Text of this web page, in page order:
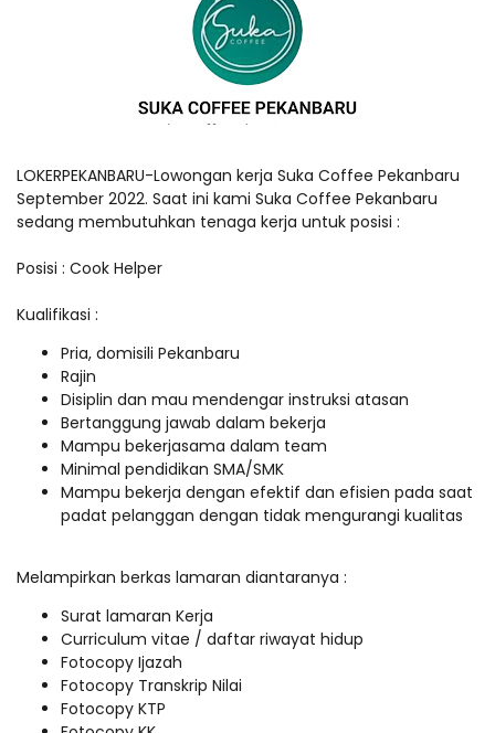
LOKERPEKANBARU-Lowongan kerja Suka Coffee Pekanbaru
September 2022. Saat ini kami Suka Coffee Pekanbaru
sedang membutuhkan tenaga kerja untuk posisi :
Posisi : Cook Helper
Kualifikasi :
Pria, domisili Pekanbaru
Rajin
Disiplin dan mau mendengar instruksi atasan
Bertanggung jawab dalam bekerja
Mampu bekerjasama dalam team
Minimal pendidikan SMA/SMK
Mampu bekerja dengan efektif dan efisien pada saat
padat pelanggan dengan tidak mengurangi kualitas
Melampirkan berkas lamaran diantaranya :
Surat lamaran Kerja
Curriculum vitae / daftar riwayat hidup
Fotocopy Ijazah
Fotocopy Transkrip Nilai
Fotocopy KTP